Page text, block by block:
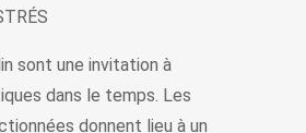
sont une invitation à
dans le temps. Les
donnent lieu à un